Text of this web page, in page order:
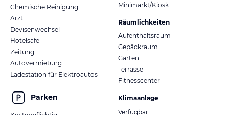
Chemische Reinigung
Arzt
Devisenwechsel
Hotelsafe
Zeitung
Autovermietung
Ladestation für Elektroautos
Parken
Minimarkt/Kiosk
Räumlichkeiten
Aufenthaltsraum
Gepäckraum
Garten
Terrasse
Fitnesscenter
Klimaanlage
Verfügbar